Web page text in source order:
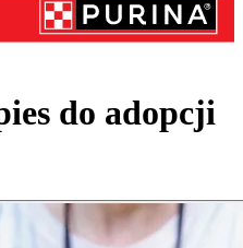
do adopcji